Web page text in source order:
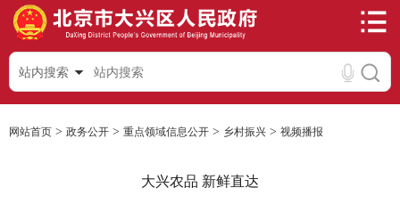
站内搜索
网站首页 > 政务公开 > 重点领域信息公开 > 乡村振兴 > 视频播报
大兴农品 新鲜直达